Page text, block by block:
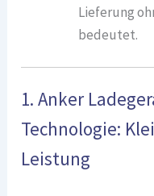
Lieferung
bedeutet.
1. Anker
Technologie:
Leistung